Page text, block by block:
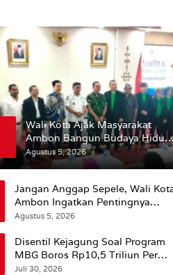
Wali Kota Ajak Masyarakat
Ambon Bangun Budaya Hidup
Sehat
Agustus 5, 2026
Jangan Anggap Sepele, Wali
Ambon Ingatkan Pentingnya
Perencanaan Kesehatan
Agustus 5, 2026
Disentil Kejagung Soal Program
MBG Boros Rp10,5 Triliun Per
Tahun, Kepala BGN Sudaryono
Juli 30, 2026